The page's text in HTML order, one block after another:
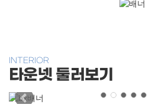
INTERIOR
타운넷 둘러보기